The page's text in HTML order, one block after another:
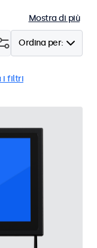
Mostra di più
Ordina per:
i filtri